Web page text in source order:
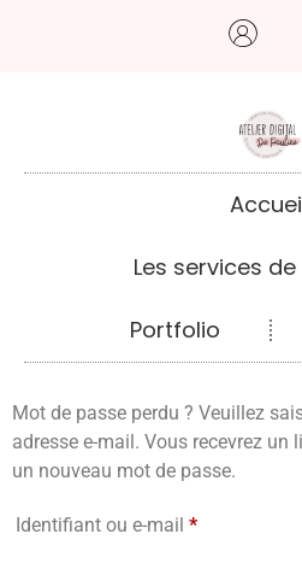
Les services de
Portfolio
Mot de passe perdu ? Veuillez
adresse e-mail. Vous recevrez un
un nouveau mot de passe.
Identifiant ou e-mail *